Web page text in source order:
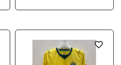
favorite_border